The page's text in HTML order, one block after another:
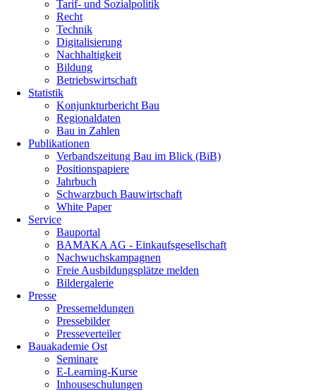
Tarif- und Sozialpolitik
Recht
Technik
Digitalisierung
Nachhaltigkeit
Bildung
Betriebswirtschaft
Statistik
Konjunkturbericht Bau
Regionaldaten
Bau in Zahlen
Publikationen
Verbandszeitung Bau im Blick (BiB)
Positionspapiere
Jahrbuch
Schwarzbuch Bauwirtschaft
White Paper
Service
Bauportal
BAMAKA AG - Einkaufsgesellschaft
Nachwuchskampagnen
Freie Ausbildungsplätze melden
Bildergalerie
Presse
Pressemeldungen
Pressebilder
Presseverteiler
Bauakademie Ost
Seminare
E-Learning-Kurse
Inhouseschulungen